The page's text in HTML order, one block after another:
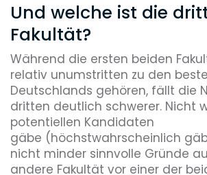
Und welche ist die
Fakultät?
Während die ersten beiden
relativ unumstritten zu den
Deutschlands gehören, fällt die
dritten deutlich schwerer. Nicht
potentiellen Kandidaten
gäbe (höchstwahrscheinlich
nicht minder sinnvolle Gründe
andere Fakultät vor einer der